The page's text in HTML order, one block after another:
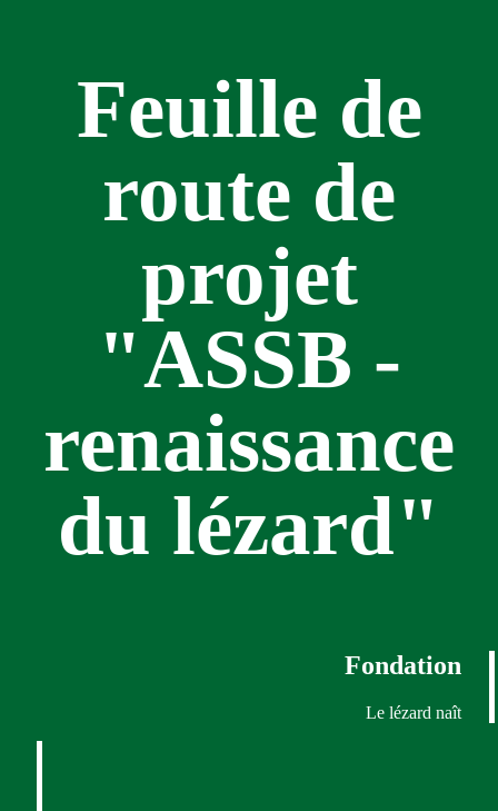
Feuille de
route de
projet
"ASSB -
renaissance
du lézard"
Fondation
Le lézard naît